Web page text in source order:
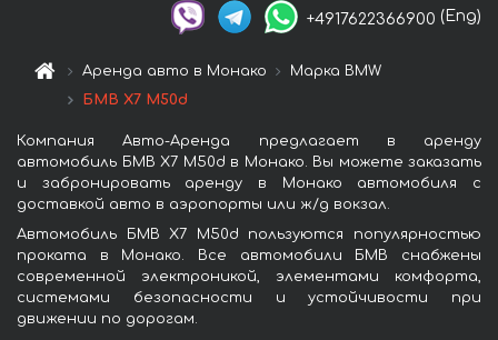
+4917622366900 (Eng)
Аренда авто в Монако
Марка BMW
БМВ X7 M50d
Компания Авто-Аренда предлагает в аренду
автомобиль БМВ X7 M50d в Монако. Вы можете заказать
и забронировать аренду в Монако автомобиля с
доставкой авто в аэропорты или ж/д вокзал.
Автомобиль БМВ X7 M50d пользуются популярностью
проката в Монако. Все автомобили БМВ снабжены
современной электроникой, элементами комфорта,
системами безопасности и устойчивости при
движении по дорогам.